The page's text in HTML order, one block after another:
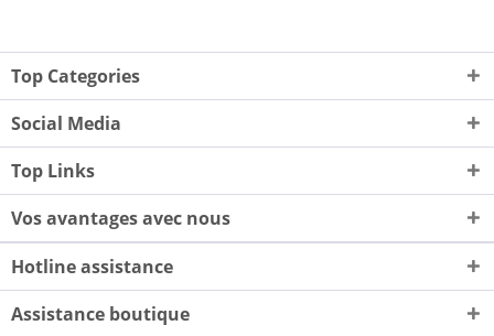
Top Categories
Social Media
Top Links
Vos avantages avec nous
Hotline assistance
Assistance boutique